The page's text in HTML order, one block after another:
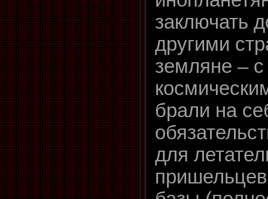
заключать
другими
земляне –
брали на
для